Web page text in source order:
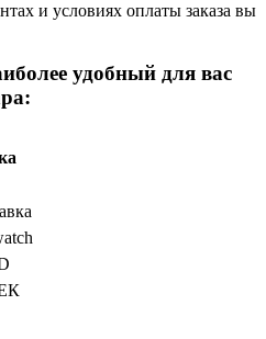
и условиях оплаты заказа вы
удобный для вас